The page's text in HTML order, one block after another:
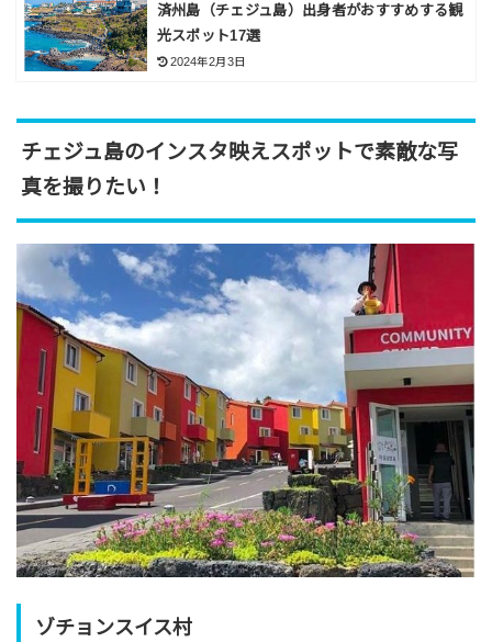
済州島（チェジュ島）出身者がおすすめする観
光スポット17選
2024年2月3日
チェジュ島のインスタ映えスポットで素敵な写
真を撮りたい！
ゾチョンスイス村